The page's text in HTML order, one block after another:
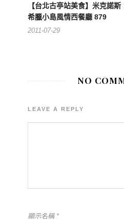
【台北古亭站美食】米克諾
希臘小島風情西餐廳 879
2011-07-29
NO
LEAVE A REPLY
顯示名稱 *